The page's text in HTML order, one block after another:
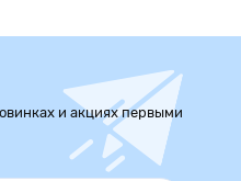
и акциях первыми